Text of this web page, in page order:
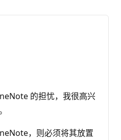
的担忧，我很高兴
，则必须将其放置